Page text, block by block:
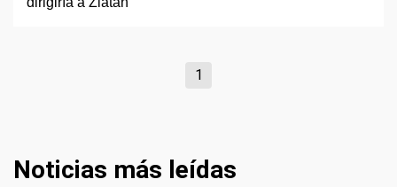
1
Noticias más leídas